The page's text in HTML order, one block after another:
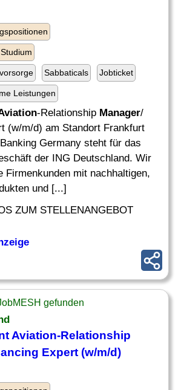
Sabbaticals Jobticket
Leistungen
-Relationship Manager/
(w/m/d) am Standort Frankfurt
Germany steht für das
der ING Deutschland. Wir
Firmenkunden mit nachhaltigen,
und [...]
ZUM STELLENANGEBOT
gefunden
Aviation-Relationship
Expert (w/m/d)